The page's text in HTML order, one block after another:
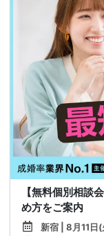
【無料個別相談
め方をご案内
新宿 | 8月11日